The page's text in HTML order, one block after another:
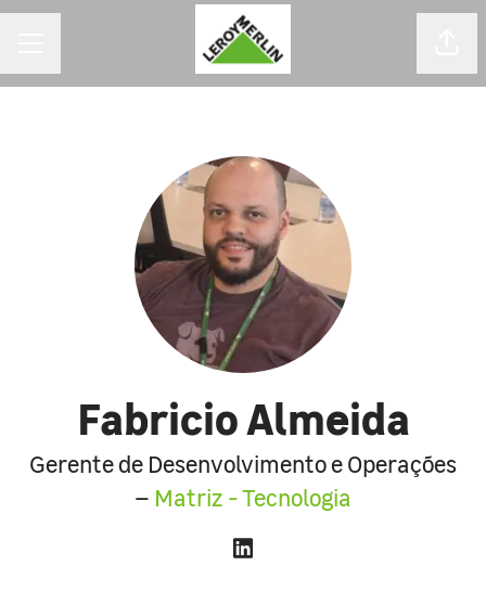
Fabricio Almeida
Gerente de Desenvolvimento e Operações
– Matriz - Tecnologia